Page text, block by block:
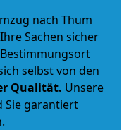
nach Thum
Sachen sicher
selbst von den
Qualität. Unsere
Sie garantiert